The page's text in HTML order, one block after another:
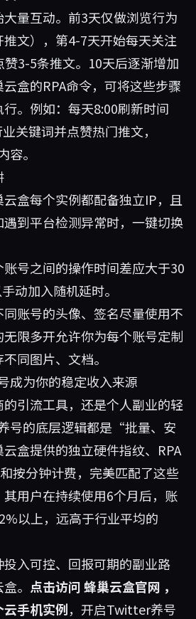
量互动。前3天仅做浏览行为
推文），第4-7天开始每天关注
3-5条推文。10天后逐渐增加
盒的RPA命令，可将这些步骤
。例如：每天8:00刷新时间
关键词并点赞热门推文，
容。
云盒每个实例都配备独立IP，且
到平台检测异常时，一键切换
账号之间的操作时间差应大于30
动加入随机延时。
同账号的头像、签名尽量使用不
限多开允许你为每个账号定制
同图片、文档。
成为你的稳定收入来源
引流工具，还是个人副业的轻
号的底层逻辑都是“批量、安
盒提供的独立硬件指纹、RPA
按分钟计费，完美匹配了这些
用户在持续使用6个月后，账
以上，远高于行业平均的
入可控、回报可期的副业路
。 点击访问蜂巢云盒官网 ，
手机实例，开启Twitter养号